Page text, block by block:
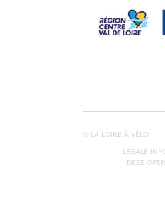
© LA LOIRE À VÉLO
LEGALE
DEZE